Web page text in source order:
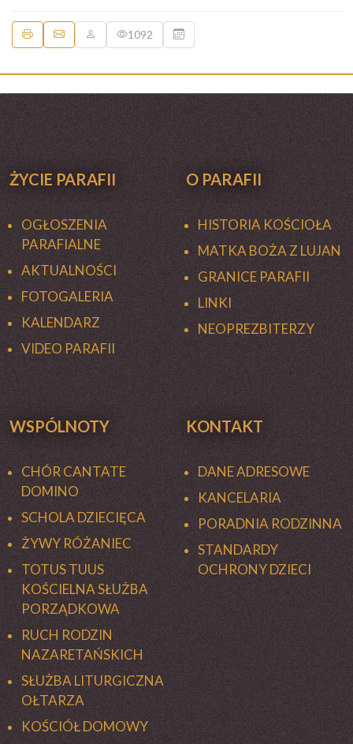
1092
ŻYCIE PARAFII
OGŁOSZENIA
PARAFIALNE
AKTUALNOŚCI
FOTOGALERIA
KALENDARZ
VIDEO PARAFII
O PARAFII
HISTORIA KOŚCIOŁA
MATKA BOŻA Z LUJAN
GRANICE PARAFII
LINKI
NEOPREZBITERZY
WSPÓLNOTY
CHÓR CANTATE
DOMINO
SCHOLA DZIECIĘCA
ŻYWY RÓŻANIEC
TOTUS TUUS
KOŚCIELNA SŁUŻBA
PORZĄDKOWA
RUCH RODZIN
NAZARETAŃSKICH
SŁUŻBA LITURGICZNA
OŁTARZA
KOŚCIÓŁ DOMOWY
KONTAKT
DANE ADRESOWE
KANCELARIA
PORADNIA RODZINNA
STANDARDY
OCHRONY DZIECI